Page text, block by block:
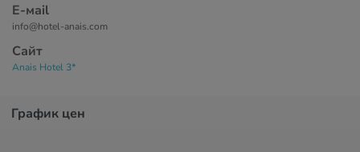
Е-маil
info@hotel-anais.com
Сайт
Anais Hotel 3*
График цен